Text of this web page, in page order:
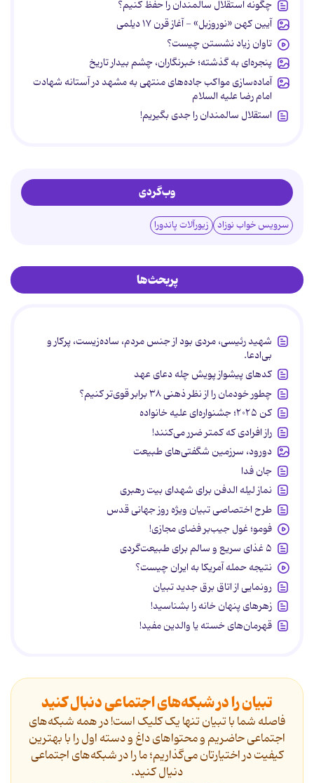
چگونه استقلال سالمندان را حفظ کنیم؟
آیین کهن «نوروزبل» - آغاز قرن ۱۷ دیلمی
تاوان زیاد نشستن چیست؟
پنجره‌ای به گذشته؛ خبرنگاران، چشم بیدار تاریخ
آماده‌سازی مواکب جاده‌های منتهی به مشهد در آستانه شهادت
امام رضا علیه السلام
استقلال سالمندان را جدی بگیریم!
وب‌گردی
سرویس خواب نوزاد زیورآلات پاندورا
پربحث‌ها
شهید رئیسی، مردی بود از جنس مردم، ساده‌زیست، پرکار و
بی‌ادعا.
کدهای پیشواز پویش چله دعای عهد
چطور خودمان را از نظر ذهنی ۳۸ برابر قوی‌تر کنیم؟
کن ۲۰۲۵؛ جشنواره‌ای علیه خانواده
راز افرادی که کمتر ضرر می‌کنند!
دورود، سرزمین شگفتی‌های طبیعت
جان فدا
نماز لیله الدفن برای شهدای بیت رهبری
طرح اختصاصی تبیان ویژه روز جهانی قدس
فومو؛ غول جیب‌بر فضای مجازی!
۵ غذای سریع و سالم برای طبیعت‌گردی
نتیجه حمله آمریکا به ایران چیست؟
رونمایی از اتاق برق جدید تبیان
زهرهای پنهان خانه را بشناسید!
قهرمان‌های خسته یا والدین مفید!
تبیان را در شبکه‌های اجتماعی دنبال کنید
فاصله شما با تبیان تنها یک کلیک است! در همه شبکه‌های
اجتماعی حاضریم و محتواهای داغ و دسته اول را با بهترین
کیفیت در اختیارتان می‌گذاریم؛ ما را در شبکه‌های اجتماعی
دنیال کنید.